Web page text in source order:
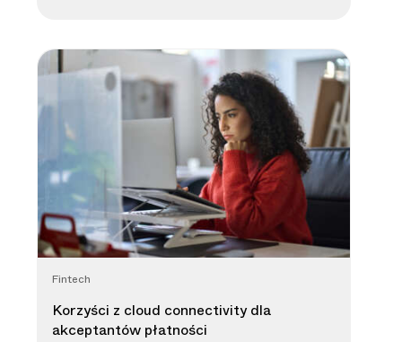
Fintech
Korzyści z cloud connectivity dla
akceptantów płatności